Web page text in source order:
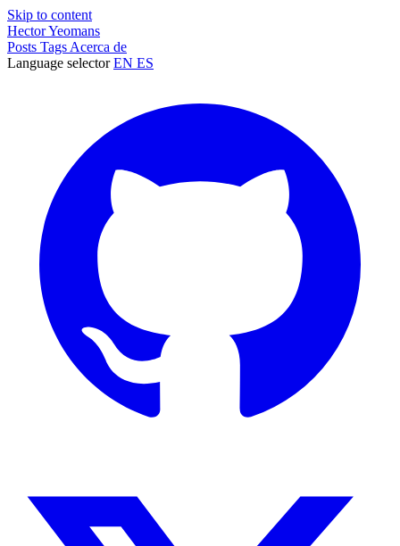
Skip to content
Hector Yeomans
Posts Tags Acerca de
Language selector EN ES